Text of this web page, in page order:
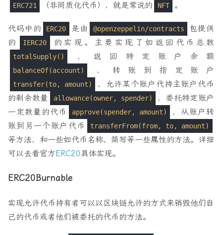
ERC721 （非同质化代币），就是常说的 NFT 。
代码中的 ERC20 是由 @openzeppelin/contracts
包提供
的
IERC20 的实现。主要实现了如返回代币总数
totalSupply() ，返回特定账户余额
balanceOf(account) ，转账到指定账户
transfer(to, amount)
，允许某个账户代持主账户代币
的剩余数量
allowance(owner, spender)
，委托特定账户
一定数量的代币
approve(spender, amount)
，从账户转
账到另一个账户代币
transferFrom(from, to, amount)
等方法，和一些如代币名称、简写等一些属性的方法。详细
可以去看官方ERC20具体实现。
ERC20Burnable
实现允许代币持有者可以以区块链允许的方式来销毁他们自
己的代币或者他们被委托的代币的方法。